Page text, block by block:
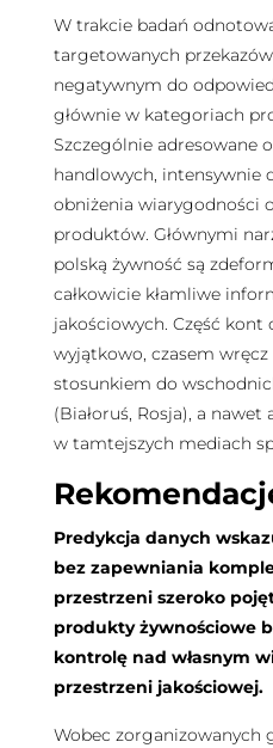
W trakcie badań
targetowanych
negatywnym do
głównie w kategoriach
Szczególnie adresowane
handlowych, intensywnie
obniżenia wiarygodności
produktów. Głównymi
polską żywność są
całkowicie kłamliwe
jakościowych. Część kont
wyjątkowo, czasem
stosunkiem do
(Białoruś, Rosja), a nawet
w tamtejszych mediach
Predykcja danych
bez zapewniania
przestrzeni szeroko
produkty żywnościowe
kontrolę nad własnym
przestrzeni jakościowej.
Wobec zorganizowanych